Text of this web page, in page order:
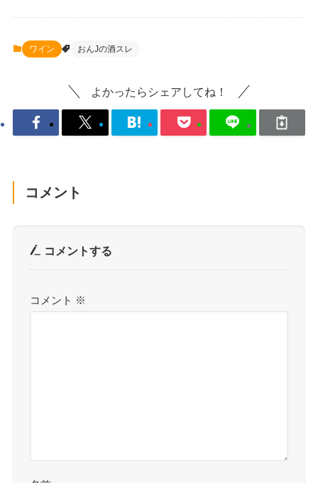
ワイン おんJの酒スレ
よかったらシェアしてね！
コメント
コメントする
コメント ※